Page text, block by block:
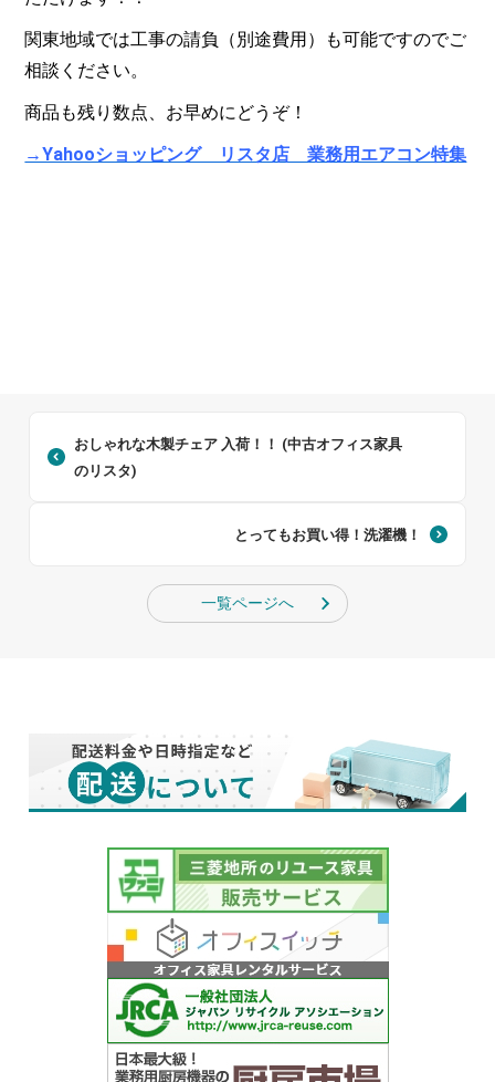
関東地域では工事の請負（別途費用）も可能ですのでご
相談ください。
商品も残り数点、お早めにどうぞ！
→Yahooショッピング リスタ店 業務用エアコン特集
おしゃれな木製チェア 入荷！！ (中古オフィス家具
のリスタ)
とってもお買い得！洗濯機！
一覧ページへ